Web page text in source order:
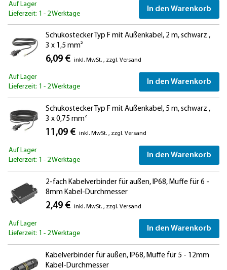
Auf Lager
Lieferzeit: 1 - 2 Werktage
In den Warenkorb
Schukostecker Typ F mit Außenkabel, 2 m, schwarz ,
3 x 1,5 mm²
6,09 € inkl. MwSt. , zzgl. Versand
Auf Lager
Lieferzeit: 1 - 2 Werktage
In den Warenkorb
Schukostecker Typ F mit Außenkabel, 5 m, schwarz ,
3 x 0,75 mm²
11,09 € inkl. MwSt. , zzgl. Versand
Auf Lager
Lieferzeit: 1 - 2 Werktage
In den Warenkorb
2-fach Kabelverbinder für außen, IP68, Muffe für 6 -
8mm Kabel-Durchmesser
2,49 € inkl. MwSt. , zzgl. Versand
Auf Lager
Lieferzeit: 1 - 2 Werktage
In den Warenkorb
Kabelverbinder für außen, IP68, Muffe für 5 - 12mm
Kabel-Durchmesser